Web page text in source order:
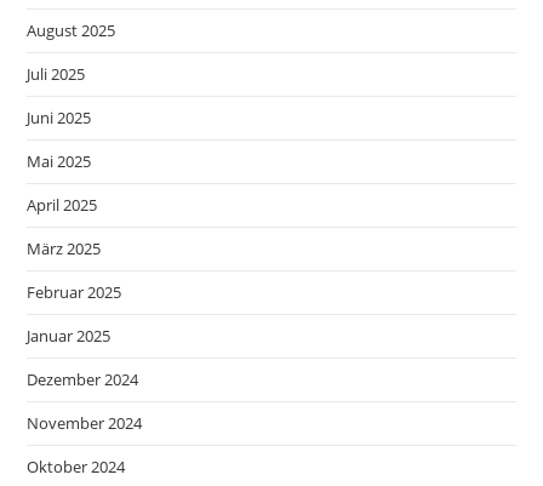
August 2025
Juli 2025
Juni 2025
Mai 2025
April 2025
März 2025
Februar 2025
Januar 2025
Dezember 2024
November 2024
Oktober 2024